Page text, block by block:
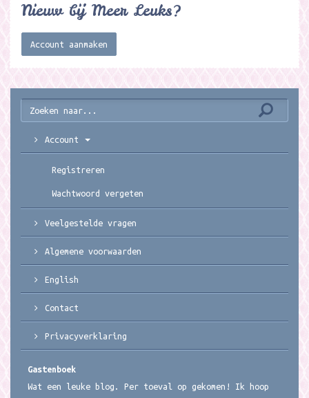
Nieuw bij Meer Leuks?
Account aanmaken
Account
Registreren
Wachtwoord vergeten
Veelgestelde vragen
Algemene voorwaarden
English
Contact
Privacyverklaring
Gastenboek
Wat een leuke blog. Per toeval op gekomen! Ik hoop